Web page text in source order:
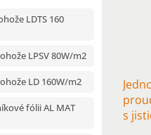
LDTS 160
LPSV 80W/m2
LD 160W/m2
fólii AL MAT
s